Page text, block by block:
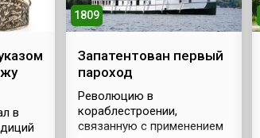
в
1809
Запатентован первый
пароход
Революцию в
кораблестроении,
связанную с применением